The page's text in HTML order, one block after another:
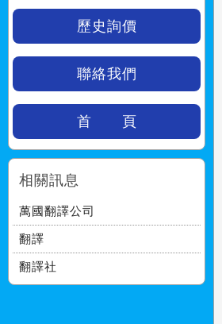
歷史詢價
聯絡我們
首 頁
相關訊息
萬國翻譯公司
翻譯
翻譯社